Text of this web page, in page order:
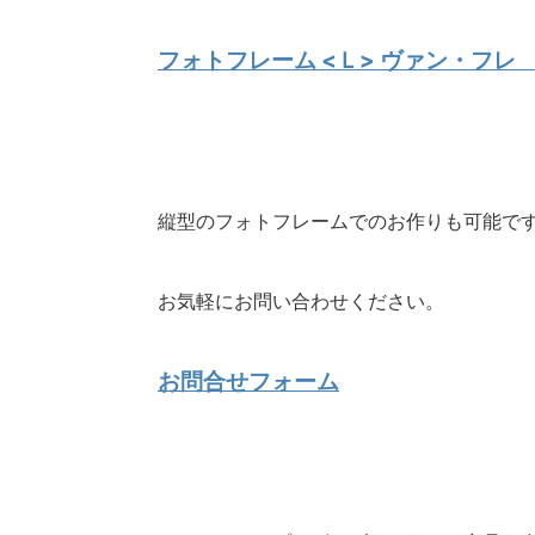
フォトフレーム <Ｌ> ヴァン・フ
縦型のフォトフレームでのお作りも可能です
お気軽にお問い合わせください。
お問合せフォーム